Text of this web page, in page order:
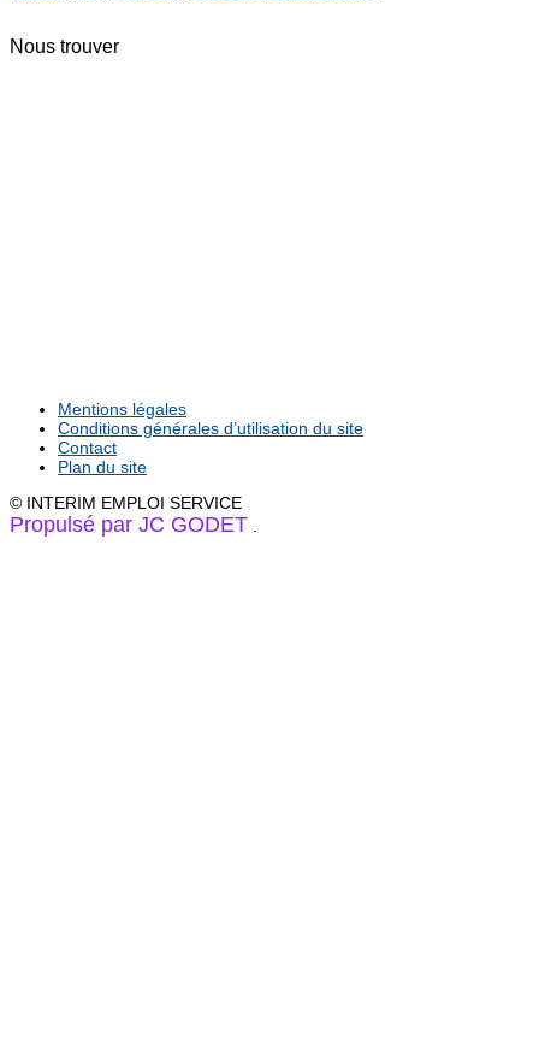
Nous trouver
Mentions légales
Conditions générales d’utilisation du site
Contact
Plan du site
© INTERIM EMPLOI SERVICE
Propulsé par JC GODET